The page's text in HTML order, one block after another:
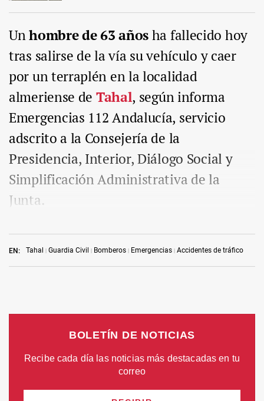
EN: Tahal Guardia Civil Bomberos Emergencias Accidentes de tráfico
Unhombre de 63 añosha fallecido hoy
tras salirse de la vía su vehículo y caer
por un terraplén en la localidad
almeriense de Tahal, según informa
Emergencias 112 Andalucía, servicio
adscrito a la Consejería de la
Presidencia, Interior, Diálogo Social y
Simplificación Administrativa de la
Junta.